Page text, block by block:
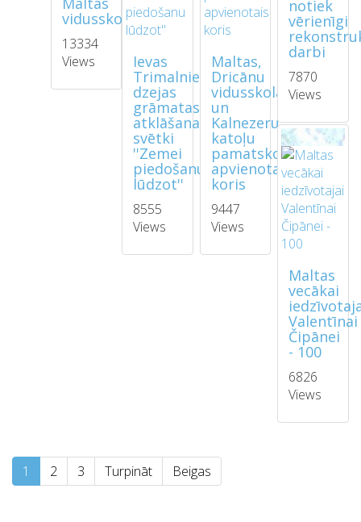
vidusskolā
13334
Views
Ievas
Trimalnieces
dzejas
grāmatas
atklāšanas
svētki
''Zemei
piedošanu
lūdzot''
8555
Views
Maltas,
Dricānu
vidusskolas
un
Kalnezeru
katoļu
pamatskolas
apvienotais
koris
9447
Views
notiek
vērienīgi
darbi
7870
Views
Maltas
vecākai
Valentīnai
Čipānei
- 100
6826
Views
1 2 3 Turpināt Beigas